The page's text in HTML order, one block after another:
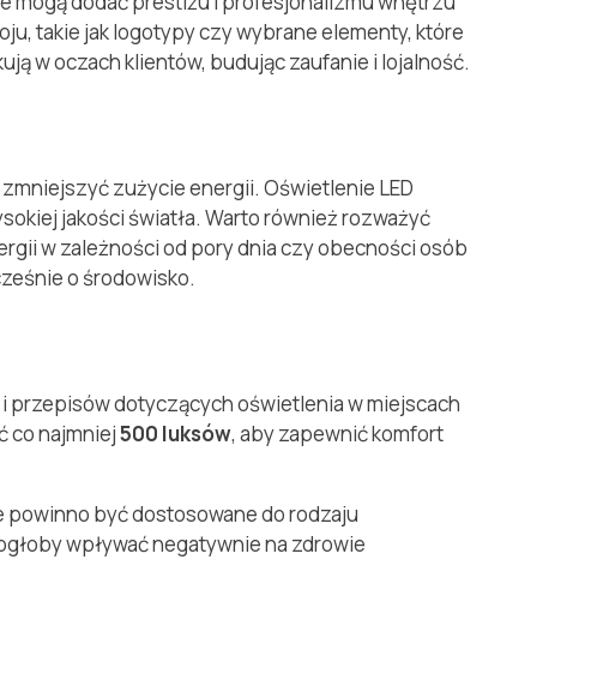
takie jak logotypy czy wybrane elementy, które
w oczach klientów, budując zaufanie i lojalność.
zużycie energii. Oświetlenie LED
jakości światła. Warto również rozważyć
w zależności od pory dnia czy obecności osób
o środowisko.
i przepisów dotyczących oświetlenia w miejscach
co najmniej500 luksów, aby zapewnić komfort
być dostosowane do rodzaju
wpływać negatywnie na zdrowie